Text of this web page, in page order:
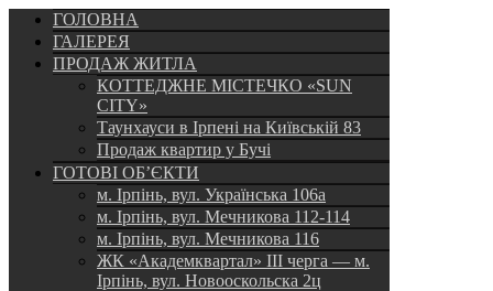
ГОЛОВНА
ГАЛЕРЕЯ
ПРОДАЖ ЖИТЛА
КОТТЕДЖНЕ МІСТЕЧКО «SUN
CITY»
Таунхауси в Ірпені на Київській 83
Продаж квартир у Бучі
ГОТОВІ ОБ’ЄКТИ
м. Ірпінь, вул. Українська 106а
м. Ірпінь, вул. Мечникова 112-114
м. Ірпінь, вул. Мечникова 116
ЖК «Академквартал» III черга — м.
Ірпінь, вул. Новооскольска 2ц